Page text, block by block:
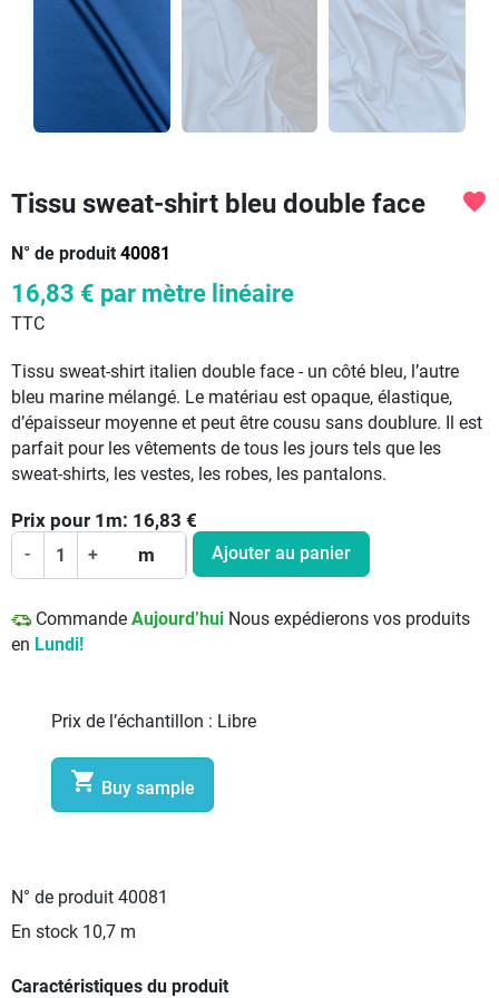
Tissu sweat-shirt bleu double face
N° de produit 40081
favorite
16,83 € par mètre linéaire
TTC
Tissu sweat-shirt italien double face - un côté bleu, l’autre
bleu marine mélangé. Le matériau est opaque, élastique,
d’épaisseur moyenne et peut être cousu sans doublure. Il est
parfait pour les vêtements de tous les jours tels que les
sweat-shirts, les vestes, les robes, les pantalons.
Prix pour 1 m: 16,83 €
- + m Ajouter au panier
Commande Aujourd’hui Nous expédierons vos produits
en Lundi!
Prix de l’échantillon : Libre
 Buy sample
N° de produit 40081
En stock 10,7 m
Caractéristiques du produit